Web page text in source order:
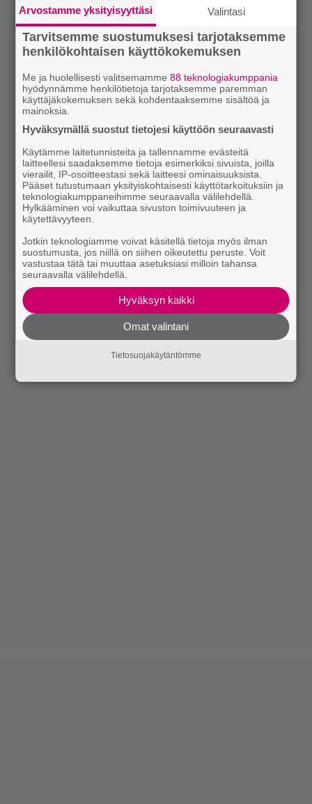
Arvostamme yksityisyyttäsi Valintasi
Tarvitsemme suostumuksesi tarjotaksemme
henkilökohtaisen käyttökokemuksen
Me ja huolellisesti valitsemamme88 teknologiakumppania
hyödynnämme henkilötietoja tarjotaksemme paremman
käyttäjäkokemuksen sekä kohdentaaksemme sisältöä ja
mainoksia.
Hyväksymällä suostut tietojesi käyttöön seuraavasti
Käytämme laitetunnisteita ja tallennamme evästeitä
laitteellesi saadaksemme tietoja esimerkiksi sivuista, joilla
vierailit, IP-osoitteestasi sekä laitteesi ominaisuuksista.
Pääset tutustumaan yksityiskohtaisesti käyttötarkoituksiin ja
teknologiakumppaneihimme seuraavalla välilehdellä.
Hylkääminen voi vaikuttaa sivuston toimivuuteen ja
käytettävyyteen.
Jotkin teknologiamme voivat käsitellä tietoja myös ilman
suostumusta, jos niillä on siihen oikeutettu peruste. Voit
vastustaa tätä tai muuttaa asetuksiasi milloin tahansa
seuraavalla välilehdellä.
Hyväksyn kaikki
Omat valintani
Tietosuojakäytäntömme